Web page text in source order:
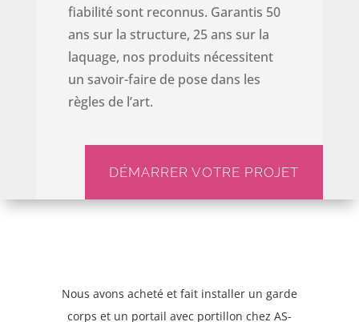
fiabilité sont reconnus. Garantis 50
ans sur la structure, 25 ans sur la
laquage, nos produits nécessitent
un savoir-faire de pose dans les
règles de l’art.
DÉMARRER VOTRE PROJET
»